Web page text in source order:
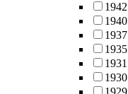
1942
1940
1937
1935
1931
1930